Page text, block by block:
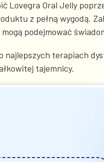
Lovegra Oral Jelly
z pełną wygodą.
podejmować
najlepszych terapiach
tajemnicy.